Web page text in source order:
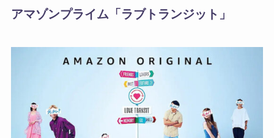
アマゾンプライム「ラブトランジット」